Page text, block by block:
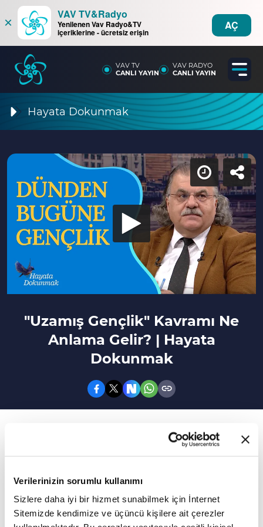
Verilerinizin sorumlu kullanımı
Sizlere daha iyi bir hizmet sunabilmek için İnternet
Sitemizde kendimize ve üçüncü kişilere ait çerezler
×
VAV TV&Radyo
Yenilenen Vav Radyo&TV
içeriklerine - ücretsiz erişin
AÇ
VAV TV
CANLI YAYIN
VAV RADYO
CANLI YAYIN
Hayata Dokunmak
"Uzamış Gençlik" Kavramı Ne
Anlama Gelir? | Hayata
Dokunmak
Tarihi Dönemlere Göre Gençlerin Toplumsal
Dr. Rukiye Karaköse'nin moderatörlüğünde
Yazar Erol Erdoğan ile "Tarihsel Süreçte